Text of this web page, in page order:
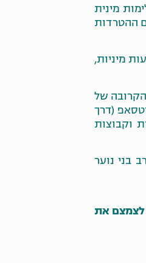
שנה לנפגעות ולנפגעי אלימות מינית
ההטרדות
מיניות,
הקרובה של
(דרך
וקבוצות
בני נוער
לצמצם את